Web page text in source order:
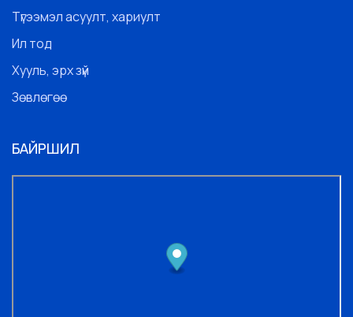
Түгээмэл асуулт, хариулт
Ил тод
Хууль, эрх зүй
Зөвлөгөө
БАЙРШИЛ